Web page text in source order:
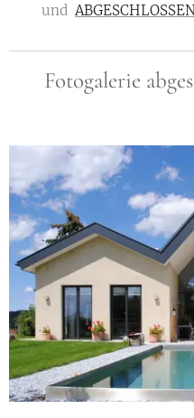
und
Fotogalerie